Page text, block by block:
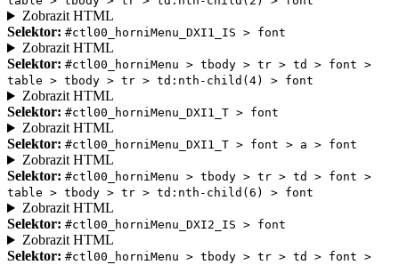
Zobrazit HTML
Selektor: #ctl00_horniMenu_DXI1_IS > font
Zobrazit HTML
Selektor: #ctl00_horniMenu > tbody > tr > td > font >
table > tbody > tr > td:nth-child(4) > font
Zobrazit HTML
Selektor: #ctl00_horniMenu_DXI1_T > font
Zobrazit HTML
Selektor: #ctl00_horniMenu_DXI1_T > font > a > font
Zobrazit HTML
Selektor: #ctl00_horniMenu > tbody > tr > td > font >
table > tbody > tr > td:nth-child(6) > font
Zobrazit HTML
Selektor: #ctl00_horniMenu_DXI2_IS > font
Zobrazit HTML
Selektor: #ctl00_horniMenu > tbody > tr > td > font >